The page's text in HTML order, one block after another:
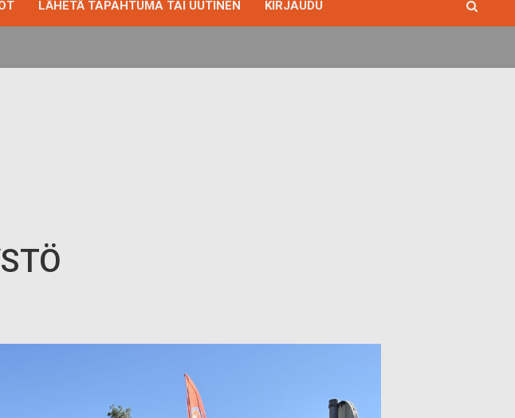
LÄHETÄ TAPAHTUMA TAI UUTINEN KIRJAUDU